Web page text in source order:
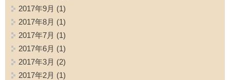
2017年9月 (1)
2017年8月 (1)
2017年7月 (1)
2017年6月 (1)
2017年3月 (2)
2017年2月 (1)